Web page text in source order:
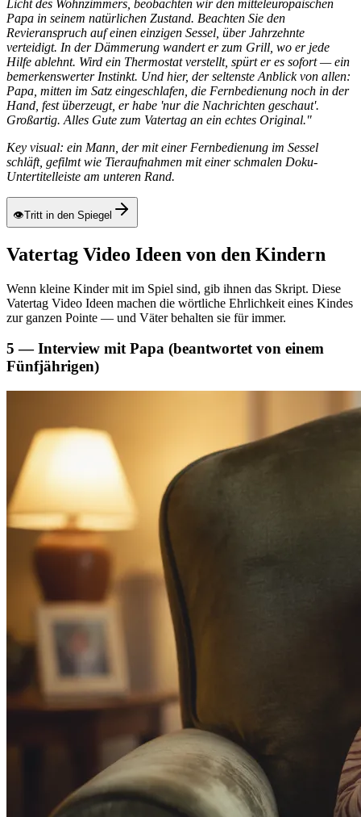
Licht des Wohnzimmers, beobachten wir den mitteleuropäischen
Papa in seinem natürlichen Zustand. Beachten Sie den
Revieranspruch auf einen einzigen Sessel, über Jahrzehnte
verteidigt. In der Dämmerung wandert er zum Grill, wo er jede
Hilfe ablehnt. Wird ein Thermostat verstellt, spürt er es sofort — ein
bemerkenswerter Instinkt. Und hier, der seltenste Anblick von allen:
Papa, mitten im Satz eingeschlafen, die Fernbedienung noch in der
Hand, fest überzeugt, er habe 'nur die Nachrichten geschaut'.
Großartig. Alles Gute zum Vatertag an ein echtes Original."
Key visual: ein Mann, der mit einer Fernbedienung im Sessel
schläft, gefilmt wie Tieraufnahmen mit einer schmalen Doku-
Untertitelleiste am unteren Rand.
👁Tritt in den Spiegel
Vatertag Video Ideen von den Kindern
Wenn kleine Kinder mit im Spiel sind, gib ihnen das Skript. Diese
Vatertag Video Ideen machen die wörtliche Ehrlichkeit eines Kindes
zur ganzen Pointe — und Väter behalten sie für immer.
5 — Interview mit Papa (beantwortet von einem
Fünfjährigen)